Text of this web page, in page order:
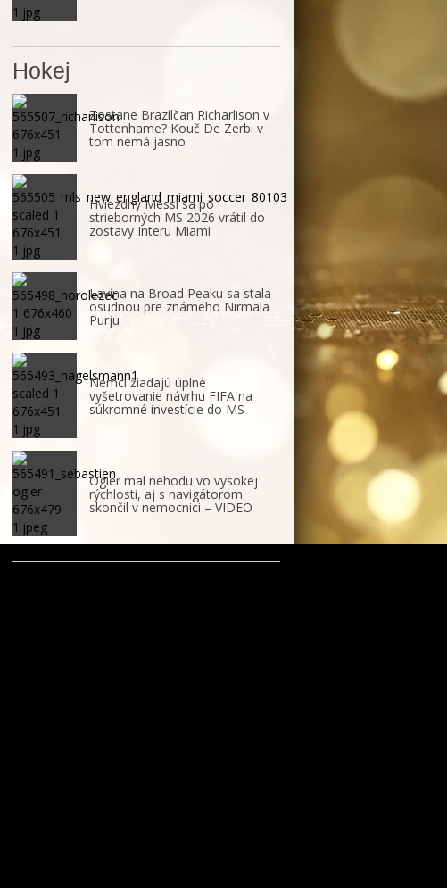
Hokej
Zostane Brazílčan Richarlison v
Tottenhame? Kouč De Zerbi v
tom nemá jasno
Hviezdny Messi sa po
strieborných MS 2026 vrátil do
zostavy Interu Miami
Lavína na Broad Peaku sa stala
osudnou pre známeho Nirmala
Purju
Nemci žiadajú úplné
vyšetrovanie návrhu FIFA na
súkromné investície do MS
Ogier mal nehodu vo vysokej
rýchlosti, aj s navigátorom
skončil v nemocnici – VIDEO